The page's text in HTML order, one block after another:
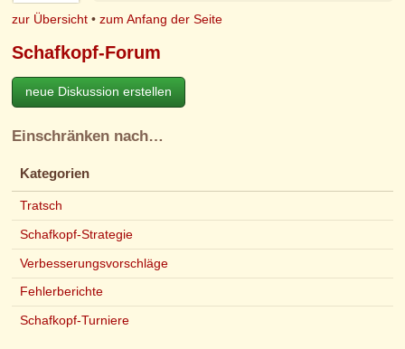
zur Übersicht •zum Anfang der Seite
Schafkopf-Forum
neue Diskussion erstellen
Einschränken nach…
Kategorien
Tratsch
Schafkopf-Strategie
Verbesserungsvorschläge
Fehlerberichte
Schafkopf-Turniere